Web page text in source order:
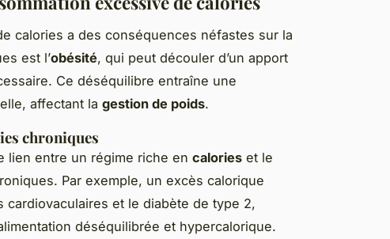
calories a des conséquences néfastes sur la
est l’obésité, qui peut découler d’un apport
Ce déséquilibre entraîne une
affectant la gestion de poids.
chroniques
lien entre un régime riche en calories et le
Par exemple, un excès calorique
cardiovaculaires et le diabète de type 2,
déséquilibrée et hypercalorique.